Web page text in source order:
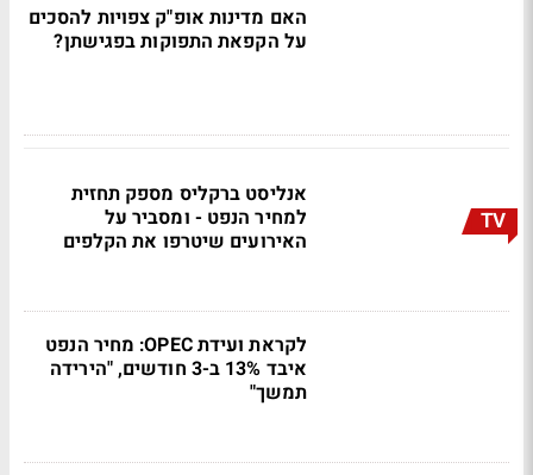
האם מדינות אופ"ק צפויות להסכים
על הקפאת התפוקות בפגישתן?
TV
אנליסט ברקליס מספק תחזית
למחיר הנפט - ומסביר על
האירועים שיטרפו את הקלפים
לקראת ועידת OPEC: מחיר הנפט
איבד 13% ב-3 חודשים, "הירידה
תמשך"